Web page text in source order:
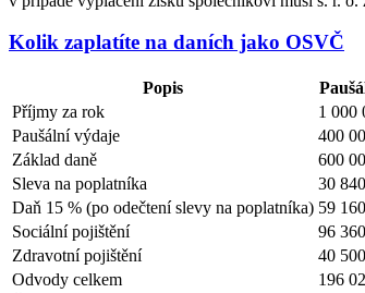
Kolik zaplatíte na daních jako OSVČ
Popis
Příjmy za rok
1 000
Paušální výdaje
400
Základ daně
600
Sleva na poplatníka
30
Daň 15 % (po odečtení slevy na poplatníka) 59
Sociální pojištění
96
Zdravotní pojištění
40
Odvody celkem
196